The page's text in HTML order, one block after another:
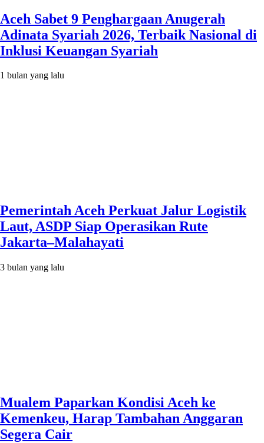
Aceh Sabet 9 Penghargaan Anugerah
Adinata Syariah 2026, Terbaik Nasional di
Inklusi Keuangan Syariah
1 bulan yang lalu
Pemerintah Aceh Perkuat Jalur Logistik
Laut, ASDP Siap Operasikan Rute
Jakarta–Malahayati
3 bulan yang lalu
Mualem Paparkan Kondisi Aceh ke
Kemenkeu, Harap Tambahan Anggaran
Segera Cair